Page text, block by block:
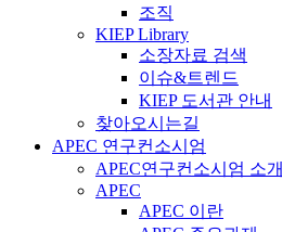
조직
KIEP Library
소장자료 검색
이슈&트렌드
KIEP 도서관 안내
찾아오시는길
APEC 연구컨소시엄
APEC연구컨소시엄 소개
APEC
APEC 이란